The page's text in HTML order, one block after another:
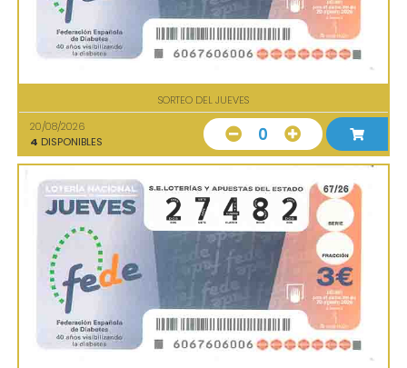
SORTEO DEL JUEVES
20/08/2026
4 DISPONIBLES 0